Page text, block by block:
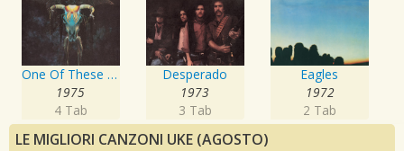
One Of These Nights
1975
4 Tab
Desperado
1973
3 Tab
Eagles
1972
2 Tab
LE MIGLIORI CANZONI UKE (AGOSTO)